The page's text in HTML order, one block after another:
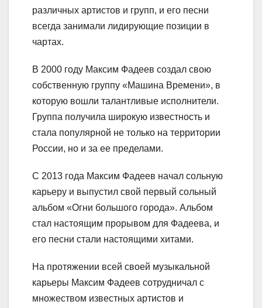
различных артистов и групп, и его песни
всегда занимали лидирующие позиции в
чартах.
В 2000 году Максим Фадеев создал свою
собственную группу «Машина Времени», в
которую вошли талантливые исполнители.
Группа получила широкую известность и
стала популярной не только на территории
России, но и за ее пределами.
С 2013 года Максим Фадеев начал сольную
карьеру и выпустил свой первый сольный
альбом «Огни большого города». Альбом
стал настоящим прорывом для Фадеева, и
его песни стали настоящими хитами.
На протяжении всей своей музыкальной
карьеры Максим Фадеев сотрудничал с
множеством известных артистов и